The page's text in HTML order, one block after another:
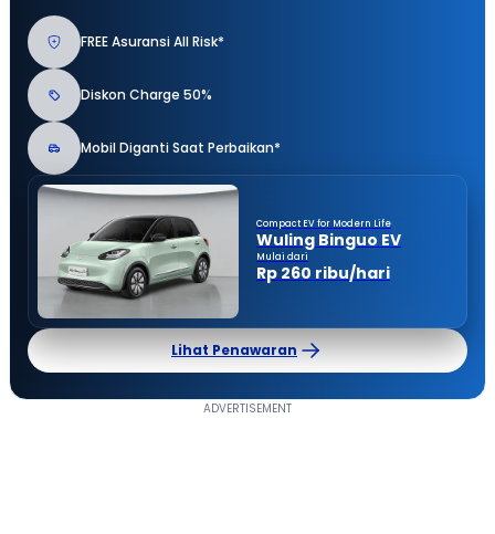
FREE Asuransi All Risk*
Diskon Charge 50%
Mobil Diganti Saat Perbaikan*
Compact EV for Modern Life
Wuling Binguo EV
Mulai dari
Rp 260 ribu/hari
Lihat Penawaran